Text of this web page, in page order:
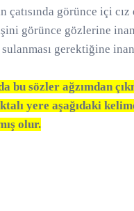
çatısında görünce içi cız
görünce gözlerine
gerektiğine
bu sözler ağzımdan
yere aşağıdaki
olur.